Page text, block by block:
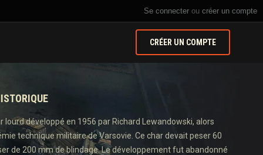
Se connecter ou créer un compte
CRÉER UN COMPTE
lourd développé en 1956 par Richard Lewandowski, alors
technique militaire de Varsovie. Ce char devait peser 60
de 200 mm de blindage. Le développement fut abandonné